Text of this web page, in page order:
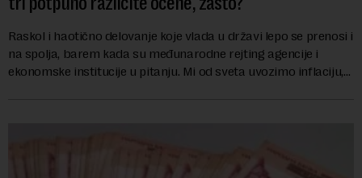
Raskol i haotično delovanje koje vlada u državi lepo se prenosi i
na spolja, barem kada su međunarodne rejting agencije i
ekonomske institucije u pitanju. Mi od sveta uvozimo inflaciju,